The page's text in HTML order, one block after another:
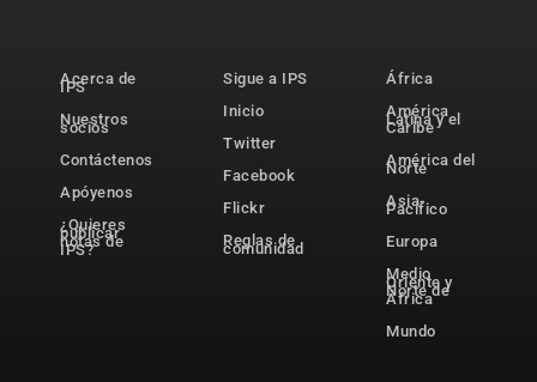
Acerca de
IPS
Nuestros
socios
Contáctenos
Apóyenos
¿Quieres
publicar
notas de
IPS?
Sigue a IPS
Inicio
Twitter
Facebook
Flickr
Reglas de
comunidad
África
América
Latina y el
Caribe
América del
Norte
Asia-
Pacífico
Europa
Medio
Oriente y
Norte de
África
Mundo